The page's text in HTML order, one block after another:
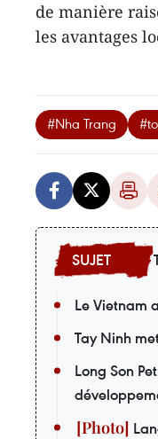
de manière
les avantages
#Nha Trang
Le Vietnam
Tay Ninh
Long Son